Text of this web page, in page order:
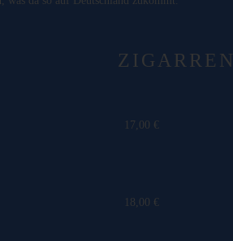
ZIGARREN
17,00 €
18,00 €